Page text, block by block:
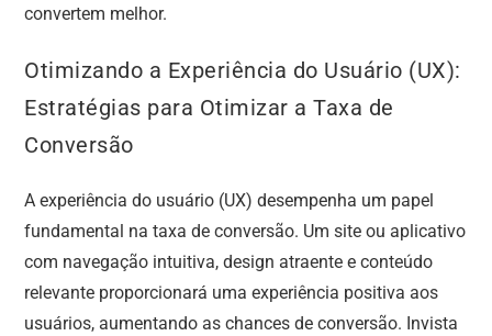
convertem melhor.
Otimizando a Experiência do Usuário (UX):
Estratégias para Otimizar a Taxa de
Conversão
A experiência do usuário (UX) desempenha um papel
fundamental na taxa de conversão. Um site ou aplicativo
com navegação intuitiva, design atraente e conteúdo
relevante proporcionará uma experiência positiva aos
usuários, aumentando as chances de conversão. Invista